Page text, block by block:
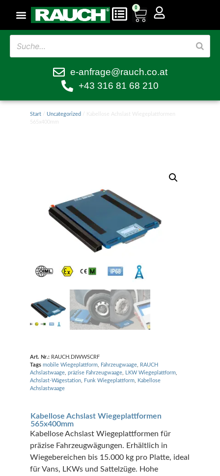
0
e-anfrage@rauch.co.at
+43 316 81 68 210
Start/ Uncategorized / Kabellose Achslast Wiegeplattformen
565x400mm
Art. Nr.: RAUCH.DIWWSCRF
Tags mobile Wiegeplattform, Fahrzeugwaage,
RAUCH
Achslastwaage, präzise Fahrzeugwaage, LKW Wiegeplattform,
Achslast-Wägestation, Funk Wiegeplattform,
Kabellose
Achslastwaage
Kabellose Achslast Wiegeplattformen
565x400mm
Kabellose Achslast Wiegeplattformen für
präzise Fahrzeugwägungen. Erhältlich in
Wiegebereichen bis 15.000 kg pro Platte, ideal
für Vans, LKWs und Sattelzüge. Hohe